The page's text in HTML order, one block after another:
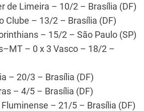
de Limeira – 10/2 – Brasília (DF)
Clube – 13/2 – Brasília (DF)
– 15/2 – São Paulo (SP)
– 0 x 3 Vasco – 18/2 –
– 20/3 – Brasília (DF)
– 4/5 – Brasília (DF)
– 21/5 – Brasília (DF)